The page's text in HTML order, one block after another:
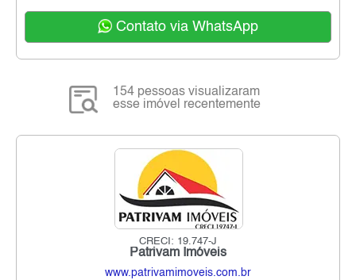
Contato via WhatsApp
154 pessoas visualizaram
esse imóvel recentemente
CRECI: 19.747-J
Patrivam Imóveis
www.patrivamimoveis.com.br